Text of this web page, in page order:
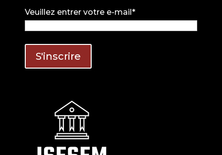
Veuillez entrer votre e-mail*